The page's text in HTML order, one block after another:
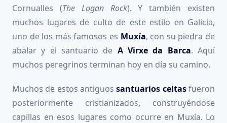
Cornualles (The Logan Rock). Y también existen
muchos lugares de culto de este estilo en Galicia,
uno de los más famosos es Muxía, con su piedra de
abalar y el santuario de A Virxe da Barca. Aquí
muchos peregrinos terminan hoy en día su camino.
Muchos de estos antiguossantuarios celtasfueron
posteriormente cristianizados, construyéndose
capillas en esos lugares como ocurre en Muxía. Lo